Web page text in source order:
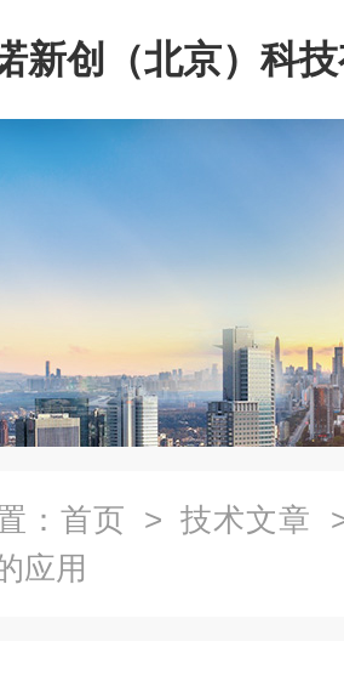
新创（北京）科
： 首页 > 技术文章
应用